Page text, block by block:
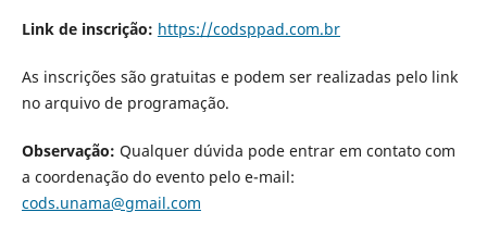
Link de inscrição: https://codsppad.com.br
As inscrições são gratuitas e podem ser realizadas pelo link
no arquivo de programação.
Observação: Qualquer dúvida pode entrar em contato com
a coordenação do evento pelo e-mail:
cods.unama@gmail.com